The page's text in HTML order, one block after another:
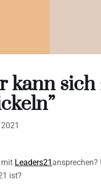
kann
mit Leaders21 ansprechen?
ist?